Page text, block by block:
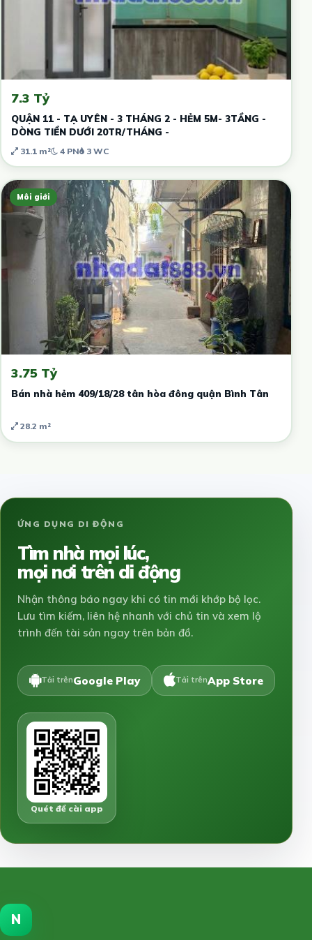
7.3 Tỷ
QUẬN 11 - TẠ UYÊN - 3 THÁNG 2 - HẺM 5M- 3TẦNG -
DÒNG TIỀN DƯỚI 20TR/THÁNG -
31.1 m² 4 PN 3 WC
Môi giới
3.75 Tỷ
Bán nhà hẻm 409/18/28 tân hòa đông quận Bình Tân
28.2 m²
ỨNG DỤNG DI ĐỘNG
Tìm nhà mọi lúc,
mọi nơi trên di động
Nhận thông báo ngay khi có tin mới khớp bộ lọc.
Lưu tìm kiếm, liên hệ nhanh với chủ tin và xem lộ
trình đến tài sản ngay trên bản đồ.
Tải trênGoogle Play Tải trênApp Store
Quét để cài app
N